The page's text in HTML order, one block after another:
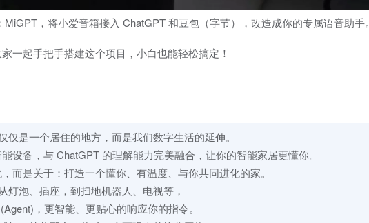
，将小爱音箱接入 ChatGPT 和豆包（字节），改造成你的专属语音助手。
一起手把手搭建这个项目，小白也能轻松搞定！
是一个居住的地方，而是我们数字生活的延伸。
设备，与 ChatGPT 的理解能力完美融合，让你的智能家居更懂你。
而是关于：打造一个懂你、有温度、与你共同进化的家。
灯泡、插座，到扫地机器人、电视等，
，更智能、更贴心的响应你的指令。